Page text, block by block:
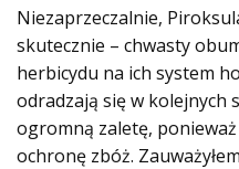
Niezaprzeczalnie,
skutecznie – chwasty
herbicydu na ich system
odradzają się w kolejnych
ogromną zaletę, ponieważ
ochronę zbóż.